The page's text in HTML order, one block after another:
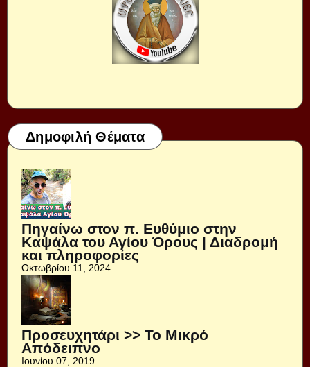
Δημοφιλή Θέματα
Πηγαίνω στον π. Ευθύμιο στην
Καψάλα του Αγίου Όρους | Διαδρομή
και πληροφορίες
Οκτωβρίου 11, 2024
Προσευχητάρι >> Το Μικρό
Απόδειπνο
Ιουνίου 07, 2019